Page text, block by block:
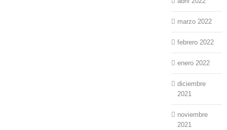
marzo 2022
febrero 2022
enero 2022
diciembre
2021
noviembre
2021